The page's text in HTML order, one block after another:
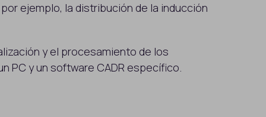
ejemplo, la distribución de la inducción
y el procesamiento de los
PC y un software CADR específico.